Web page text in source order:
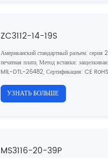
ZC3112-14-19S
Американский стандартный разъем:
печатная плата, Метод вставки:
MIL-DTL-26482, Сертификация: CE RoHS
УЗНАТЬ БОЛЬШЕ
MS3116-20-39P